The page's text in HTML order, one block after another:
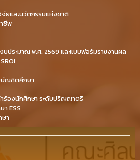
ยและนวัตกรรมแห่งชาติ
ชีพ
บประมาณ พ.ศ. 2569 และแบบฟอร์มรายงานผล
บัณฑิตศึกษา
ร้องนักศึกษา ระดับปริญญาตรี
า ESS
ษา